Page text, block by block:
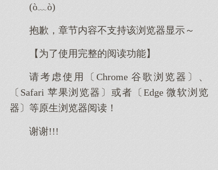
(ò﹏ò)
抱歉，章节内容不支持该浏览器显示～
【为了使用完整的阅读功能】
请考虑使用〔Chrome 谷歌浏览器〕、
〔Safari 苹果浏览器〕或者〔Edge 微软浏览
器〕等原生浏览器阅读！
谢谢!!!